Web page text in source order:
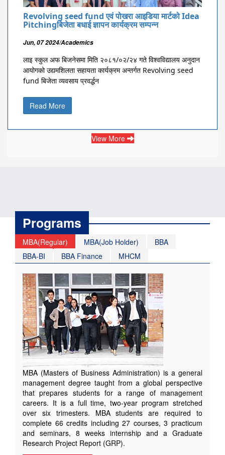
Revolving seed fund एवं पोखरा आइडिया मार्टको Idea
Pitchingबिजेता बधाई ज्ञापन कार्यक्रम सम्पन्न
Jun, 07 2024/Academics
लाइ स्कुल अफ बिजनेसमा मिति २०८१/०२/२४ गते विश्वविद्यालय अनुदान
आयोगको उद्यमशिलता सहायता कार्यक्रम अन्तर्गत Revolving seed
fund बिजेता व्यवसाय प्रवर्द्धन
Read More
View More
Programs
MBA(Regular) MBA(Job Holder)
BBA
BBA-BI
BBA Finance MHCM
MBA (Masters of Business Administration) is a general
management degree taught from a global perspective
that prepares students for a range of management
careers. It is a full time, two-year program stretched
over six trimesters. MBA students are required to
complete 66 credits including 27 courses, 3 practicum
and seminars, 8 weeks internship and a Graduate
Research Project Report (GRP).